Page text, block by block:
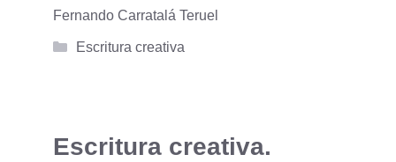
Fernando Carratalá Teruel
Categorías
Escritura creativa
Escritura creativa.